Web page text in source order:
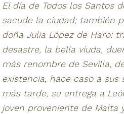
El día de Todos los Santos
sacude la ciudad; también
doña Julia López de Haro:
desastre, la bella viuda,
más renombre de Sevilla,
existencia, hace caso a sus
más tarde, se entrega a
joven proveniente de Malta